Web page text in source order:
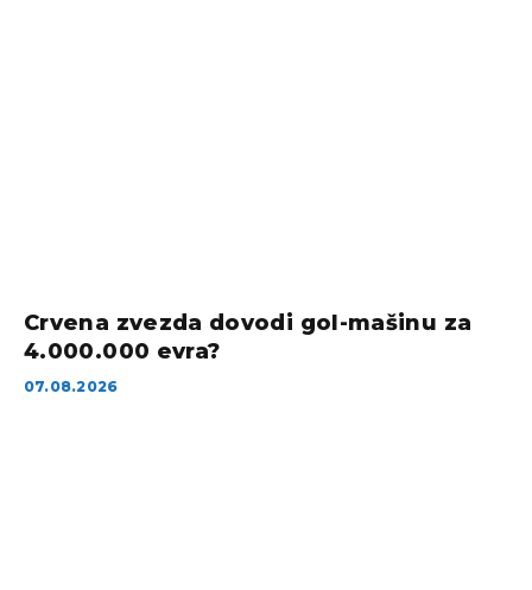
Crvena zvezda dovodi gol-mašinu za
4.000.000 evra?
07.08.2026